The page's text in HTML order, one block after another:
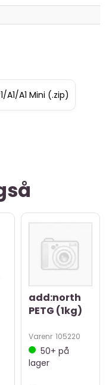
A1/A1 Mini (.zip)
add:north
PETG (1kg)
Varenr 105220
50+ på
lager